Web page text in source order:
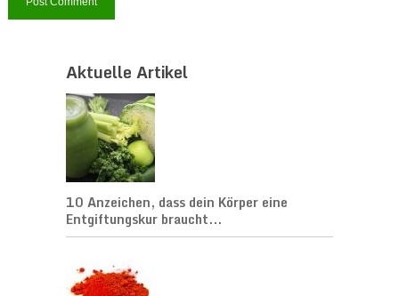
Aktuelle Artikel
10 Anzeichen, dass dein Körper eine
Entgiftungskur braucht...